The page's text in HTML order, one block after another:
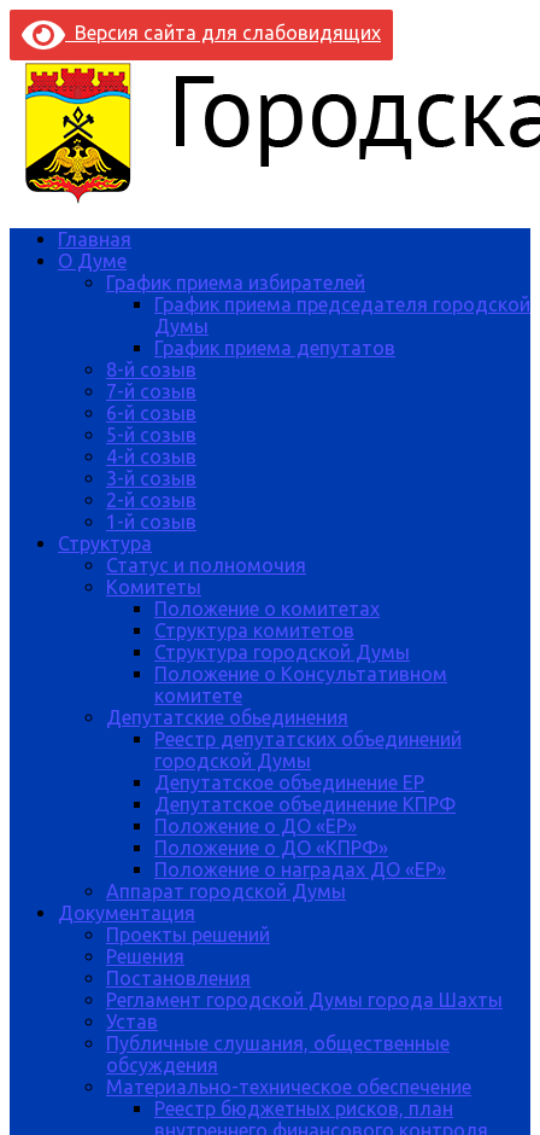
Версия сайта для слабовидящих
Главная
О Думе
График приема избирателей
График приема председателя городской
Думы
График приема депутатов
8-й созыв
7-й созыв
6-й созыв
5-й созыв
4-й созыв
3-й созыв
2-й созыв
1-й созыв
Структура
Статус и полномочия
Комитеты
Положение о комитетах
Структура комитетов
Структура городской Думы
Положение о Консультативном
комитете
Депутатские обьединения
Реестр депутатских объединений
городской Думы
Депутатское объединение ЕР
Депутатское объединение КПРФ
Положение о ДО «ЕР»
Положение о ДО «КПРФ»
Положение о наградах ДО «ЕР»
Аппарат городской Думы
Документация
Проекты решений
Решения
Постановления
Регламент городской Думы города Шахты
Устав
Публичные слушания, общественные
обсуждения
Материально-техническое обеспечение
Реестр бюджетных рисков, план
внутреннего финансового контроля